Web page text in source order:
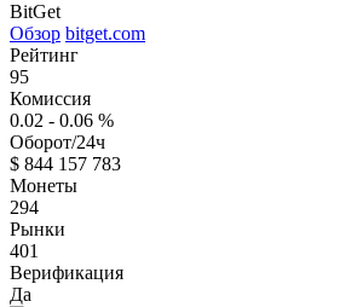
BitGet
Обзор bitget.com
Рейтинг
95
Комиссия
0.02 - 0.06 %
Оборот/24ч
$ 844 157 783
Монеты
294
Рынки
401
Верификация
Да